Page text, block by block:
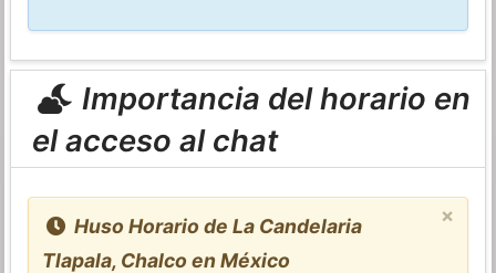
Importancia del horario en
el acceso al chat
×
Huso Horario de La Candelaria
Tlapala, Chalco en México